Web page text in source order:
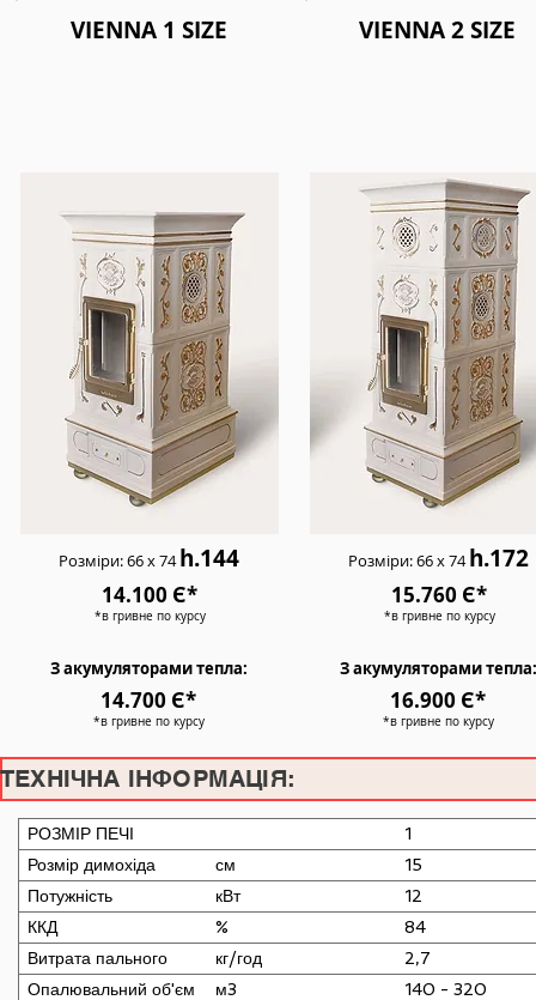
VIENNA 1 SIZE
Розміри: 66 х 74h.144
14.100 Є*
*в гривне по курсу
З акумуляторами тепла:
14.700 Є*
*в гривне по курсу
VIENNA 2 SIZE
Розміри: 66 х 74h.172
15.760 Є*
*в гривне по курсу
З акумуляторами тепла:
16.900 Є*
*в гривне по курсу
ТЕХНІЧНА ІНФОРМАЦІЯ:
РОЗМІР ПЕЧІ
1
Розмір димохіда
см
15
Потужність
кВт
12
ККД
%
84
Витрата пального
кг/год
2,7
Опалювальний об'єм
м3
140 - 320